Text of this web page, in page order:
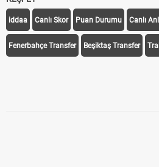
iddaa Canlı Skor Puan Durumu Canlı
Fenerbahçe Transfer Beşiktaş Transfer